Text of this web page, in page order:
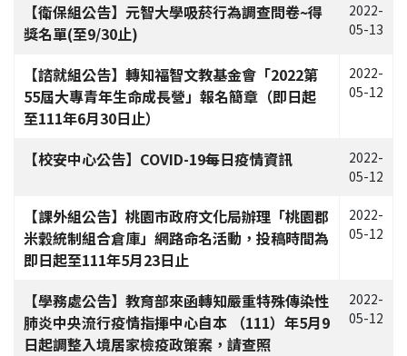
【衛保組公告】元智大學吸菸行為調查問卷~得
獎名單(至9/30止)
2022-
05-13
【諮就組公告】轉知福智文教基金會「2022第
55屆大專青年生命成長營」報名簡章（即日起
至111年6月30日止）
2022-
05-12
【校安中心公告】COVID-19每日疫情資訊
2022-
05-12
【課外組公告】桃園市政府文化局辦理「桃園郡
米穀統制組合倉庫」網路命名活動，投稿時間為
即日起至111年5月23日止
2022-
05-12
【學務處公告】教育部來函轉知嚴重特殊傳染性
肺炎中央流行疫情指揮中心自本 （111）年5月9
日起調整入境居家檢疫政策案，請查照
2022-
05-12